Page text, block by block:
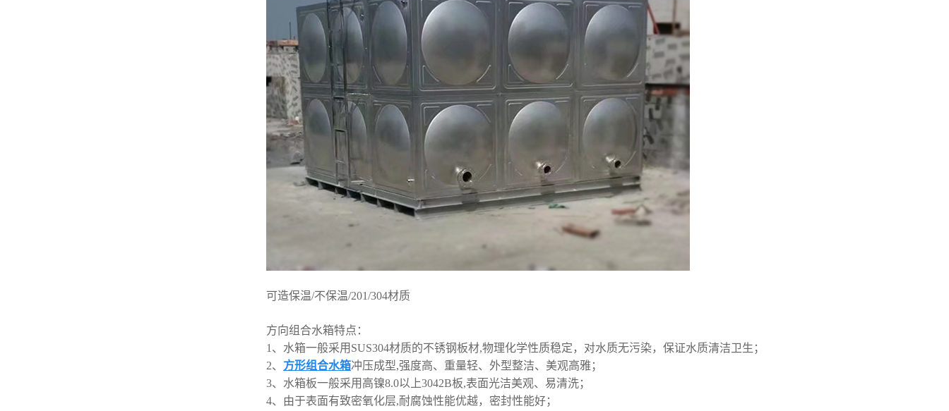
可造保温/不保温/201/304材质
方向组合水箱特点：
1、水箱一般采用SUS304材质的不锈钢板材,物理化学性质稳定，对水质无污染，保证水质清洁卫生；
2、 方形组合水箱冲压成型,强度高、重量轻、外型整洁、美观高雅；
3、水箱板一般采用高镍8.0以上3042B板,表面光洁美观、易清洗；
4、由于表面有致密氧化层,耐腐蚀性能优越，密封性能好；